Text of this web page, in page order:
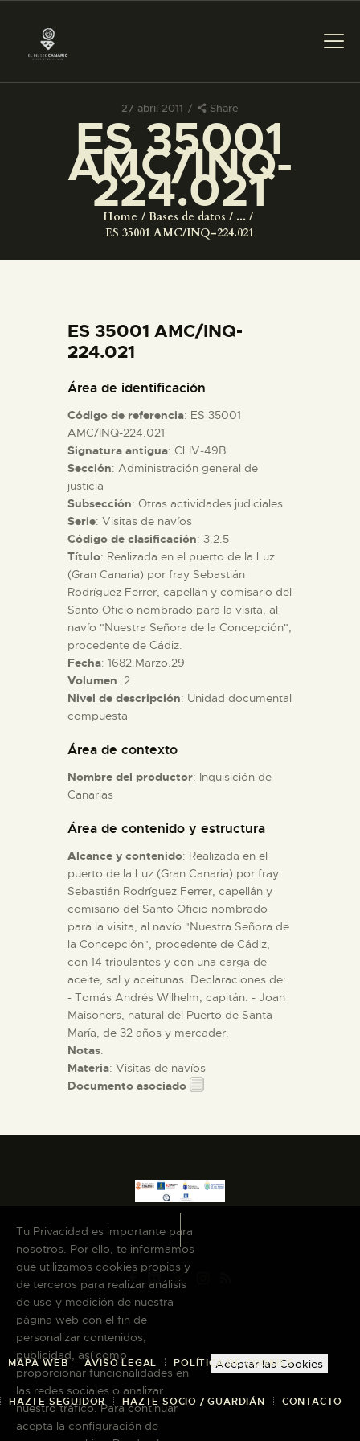
27 abril 2011 Share
ES 35001
AMC/INQ-
224.021
Home Bases de datos
...
ES 35001 AMC/INQ-224.021
PREPARAR LA VISITA
ACTIVIDADES
COLECCIONES
ESPAÑOL
PREPARAR LA VISITA
ACTIVIDADES
█
EL MUSEO
COLECCIONES
DIDÁCTICA
ES 35001 AMC/INQ-
224.021
Área de identificación
Código de referencia: ES 35001
AMC/INQ-224.021
Signatura antigua: CLIV-49B
Sección: Administración general de
justicia
Subsección: Otras actividades judiciales
Serie: Visitas de navíos
Código de clasificación: 3.2.5
Título: Realizada en el puerto de la Luz
(Gran Canaria) por fray Sebastián
Rodríguez Ferrer, capellán y comisario del
Santo Oficio nombrado para la visita, al
navío "Nuestra Señora de la Concepción",
procedente de Cádiz.
Fecha: 1682.Marzo.29
Volumen: 2
Nivel de descripción: Unidad documental
compuesta
Área de contexto
Nombre del productor: Inquisición de
Canarias
Área de contenido y estructura
Alcance y contenido: Realizada en el
puerto de la Luz (Gran Canaria) por fray
Sebastián Rodríguez Ferrer, capellán y
comisario del Santo Oficio nombrado
para la visita, al navío "Nuestra Señora de
la Concepción", procedente de Cádiz,
con 14 tripulantes y con una carga de
aceite, sal y aceitunas. Declaraciones de:
- Tomás Andrés Wilhelm, capitán. - Joan
Maisoners, natural del Puerto de Santa
María, de 32 años y mercader.
Notas:
Materia: Visitas de navíos
Documento asociado
MAPA WEB AVISO LEGAL POLÍTICA DE COOKIES
HAZTE SEGUIDOR HAZTE SOCIO / GUARDIÁN CONTACTO
Tu Privacidad es importante para
nosotros. Por ello, te informamos
que utilizamos cookies propias y
de terceros para realizar análisis
de uso y medición de nuestra
página web con el fin de
personalizar contenidos,
publicidad, así como
proporcionar funcionalidades en
las redes sociales o analizar
nuestro tráfico. Para continuar
acepta la configuración de
Aceptar las Cookies